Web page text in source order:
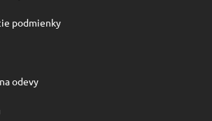
podmienky
odevy